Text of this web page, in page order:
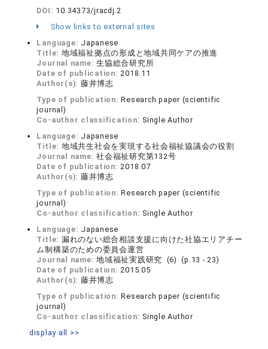
DOI: 10.34373/jracdj.2
Show links to external sites
Language: Japanese
Title: 地域福祉拠点の形成と地域共同ケアの推進
Journal name:生協総合研究所
Date of publication:2018.11
Author(s): 藤井博志
Type of publication:Research paper (scientific
journal)
Co-author classification: Single Author
Language: Japanese
Title: 地域共生社会を実現する社会福祉協議会の役割
Journal name:社会福祉研究第132号
Date of publication:2018.07
Author(s): 藤井博志
Type of publication:Research paper (scientific
journal)
Co-author classification: Single Author
Language: Japanese
Title: 漏れのない総合相談支援に向けた社協エリアチー
ム制構築のための委員会運営
Journal name:地域福祉実践研究 (6) (p.13 - 23)
Date of publication:2015.05
Author(s): 藤井博志
Type of publication:Research paper (scientific
journal)
Co-author classification: Single Author
display all >>